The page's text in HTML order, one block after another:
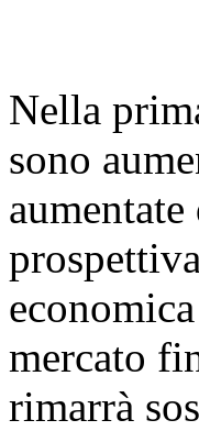
Nella
sono
mercato
rimarrà